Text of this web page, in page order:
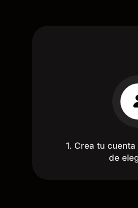
1. Crea tu
de